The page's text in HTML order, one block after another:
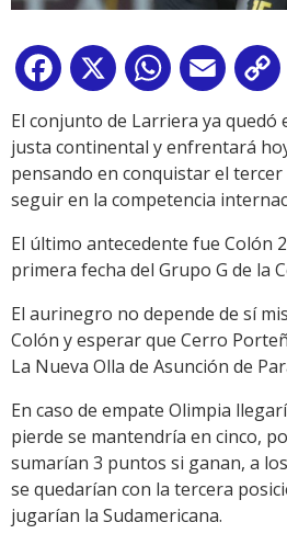
Facebook
X WhatsApp
Email
El conjunto de Larriera ya quedó
justa continental y enfrentará
pensando en conquistar el
seguir en la competencia
El último antecedente fue Colón
primera fecha del Grupo G de la
El aurinegro no depende de sí
Colón y esperar que Cerro
La Nueva Olla de Asunción de
En caso de empate Olimpia
pierde se mantendría en cinco,
sumarían 3 puntos si ganan, a
se quedarían con la tercera
jugarían la Sudamericana.